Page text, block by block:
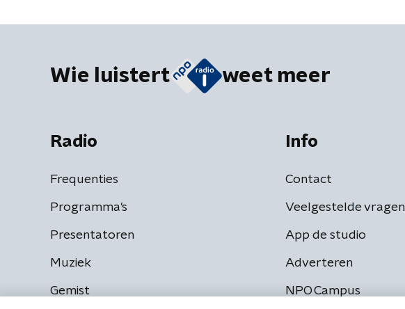
Wie luistert weet meer
Radio
Frequenties
Programma's
Presentatoren
Muziek
Gemist
Info
Contact
Veelgestelde vragen
App de studio
Adverteren
NPO Campus